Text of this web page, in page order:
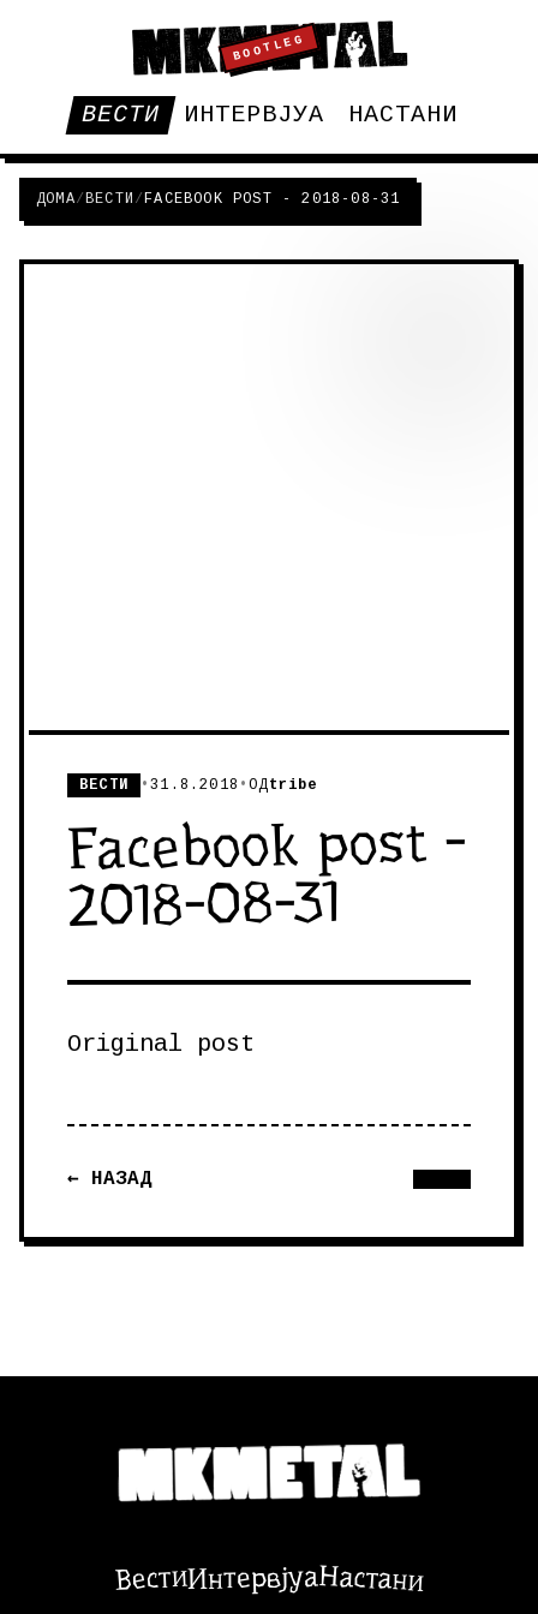
BOOTLEG
ВЕСТИ ИНТЕРВЈУА НАСТАНИ
ДОМА/ВЕСТИ /FACEBOOK POST - 2018-08-31
ВЕСТИ •31.8.2018 •ОДtribe
Facebook post -
2018-08-31
Original post
← НАЗАД
ВестиИнтервјуаНастани